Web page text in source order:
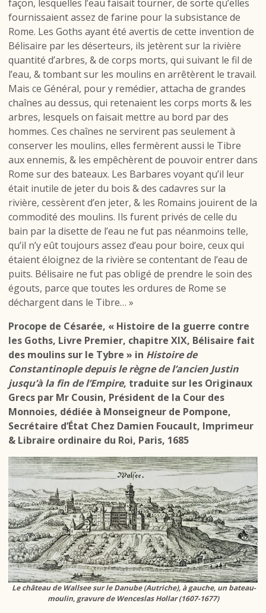
façon, lesquelles l’eau faisait tourner, de sorte qu’elles
fournissaient assez de farine pour la subsistance de
Rome. Les Goths ayant été avertis de cette invention de
Bélisaire par les déserteurs, ils jetèrent sur la rivière
quantité d’arbres, & de corps morts, qui suivant le fil de
l’eau, & tombant sur les moulins en arrêtèrent le travail.
Mais ce Général, pour y remédier, attacha de grandes
chaînes au dessus, qui retenaient les corps morts & les
arbres, lesquels on faisait mettre au bord par des
hommes. Ces chaînes ne servirent pas seulement à
conserver les moulins, elles fermèrent aussi le Tibre
aux ennemis, & les empêchèrent de pouvoir entrer dans
Rome sur des bateaux. Les Barbares voyant qu’il leur
était inutile de jeter du bois & des cadavres sur la
rivière, cessèrent d’en jeter, & les Romains jouirent de la
commodité des moulins. Ils furent privés de celle du
bain par la disette de l’eau ne fut pas néanmoins telle,
qu’il n’y eût toujours assez d’eau pour boire, ceux qui
étaient éloignez de la rivière se contentant de l’eau de
puits. Bélisaire ne fut pas obligé de prendre le soin des
égouts, parce que toutes les ordures de Rome se
déchargent dans le Tibre… »
Procope de Césarée, « Histoire de la guerre contre
les Goths, Livre Premier, chapitre XIX, Bélisaire fait
des moulins sur le Tybre » in Histoire de
Constantinople depuis le règne de l’ancien Justin
jusqu’à la fin de l’Empire, traduite sur les Originaux
Grecs par Mr Cousin, Président de la Cour des
Monnoies, dédiée à Monseigneur de Pompone,
Secrétaire d’État Chez Damien Foucault, Imprimeur
& Libraire ordinaire du Roi, Paris, 1685
Le château de Wallsee sur le Danube (Autriche), à gauche, un bateau-
moulin, gravure de Wenceslas Hollar (1607-1677)